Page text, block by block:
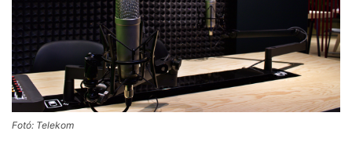
Fotó: Telekom